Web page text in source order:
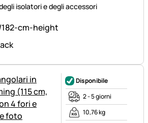
isolatori e degli accessori
Disponibile
2 - 5 giorni
10,76 kg